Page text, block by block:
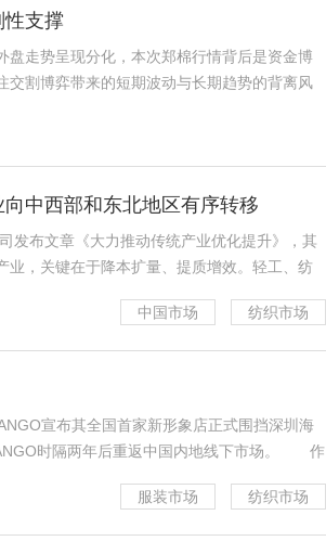
支撑
盘走势呈现分化，本次郑棉行情背后是资金博
交割博弈带来的短期波动与长期趋势的背离风
政策成为市场核心关注焦点，市场预
中国市场 纺织市场
中西部和东北地区有序转移
发布文章《大力推动传统产业优化提升》，其
业，关键在于降本扩量、提质增效。轻工、纺
五”时期将引导轻工、纺织等产
服装市场 纺织市场
宣布其全国首家新形象店正式围挡深圳海
时隔两年后重返中国内地线下市场。 作
场开放，越来越多